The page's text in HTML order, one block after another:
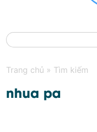
Trang chủ » Tìm kiếm
nhua pa